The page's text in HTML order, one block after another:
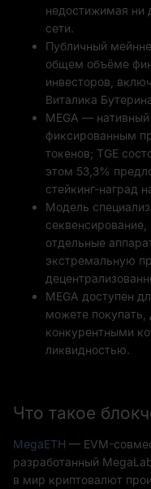
недостижимая ни
сети.
Публичный
общем объёме
инвесторов,
Виталика
MEGA —
фиксированным
токенов; TGE
этом 53,3%
стейкинг-наград
Модель
отдельные
экстремальную
MEGA доступен
можете покупать,
конкурентными
ликвидностью.
Что такое
MegaETH — EVM-
разработанный
в мир криптовалют